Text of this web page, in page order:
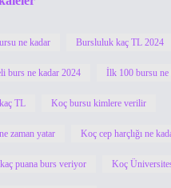
ne kadar Bursluluk kaç TL 2024
burs ne kadar 2024 İlk 100 bursu ne
TL Koç bursu kimlere verilir
zaman yatar Koç cep harçlığı ne
puana burs veriyor Koç